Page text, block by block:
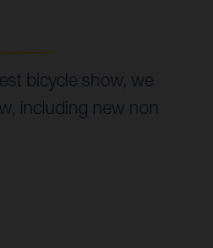
bicycle show, we
including new non